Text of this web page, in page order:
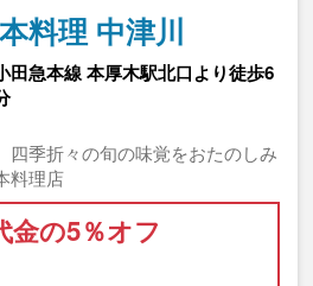
料理 中津川
田急本線 本厚木駅北口より徒歩6
四季折々の旬の味覚をおたのしみ
料理店
金の5％オフ